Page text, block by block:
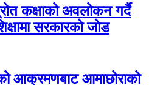
कक्षाको अवलोकन गर्दै
सरकारको जोड
आक्रमणबाट आमाछोराको